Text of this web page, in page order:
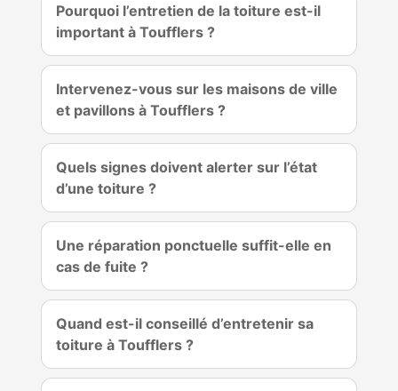
Pourquoi l’entretien de la toiture est-il
important à Toufflers ?
Intervenez-vous sur les maisons de ville
et pavillons à Toufflers ?
Quels signes doivent alerter sur l’état
d’une toiture ?
Une réparation ponctuelle suffit-elle en
cas de fuite ?
Quand est-il conseillé d’entretenir sa
toiture à Toufflers ?